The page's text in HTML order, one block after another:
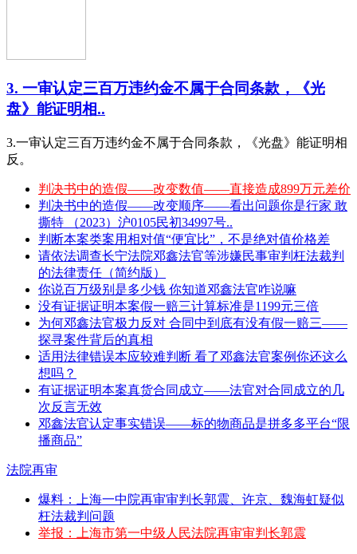
3. 一审认定三百万违约金不属于合同条款，《光
盘》能证明相..
3.一审认定三百万违约金不属于合同条款，《光盘》能证明相
反。
判决书中的造假——改变数值——直接造成899万元差价
判决书中的造假——改变顺序——看出问题你是行家 敢
撕特 （2023）沪0105民初34997号..
判断本案类案用相对值“便宜比”，不是绝对值价格差
请依法调查长宁法院邓鑫法官等涉嫌民事审判枉法裁判
的法律责任（简约版）
你说百万级别是多少钱 你知道邓鑫法官咋说嘛
没有证据证明本案假一赔三计算标准是1199元三倍
为何邓鑫法官极力反对 合同中到底有没有假一赔三——
探寻案件背后的真相
适用法律错误本应较难判断 看了邓鑫法官案例你还这么
想吗？
有证据证明本案真货合同成立——法官对合同成立的几
次反言无效
邓鑫法官认定事实错误——标的物商品是拼多多平台“限
播商品”
法院再审
爆料：上海一中院再审审判长郭震、许京、魏海虹疑似
枉法裁判问题
举报：上海市第一中级人民法院再审审判长郭震